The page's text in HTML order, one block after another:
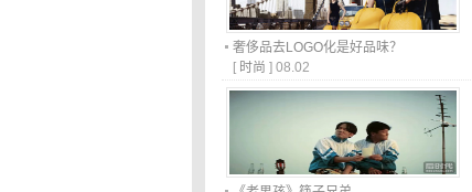
奢侈品去LOGO化是好品味？
[ 时尚 ] 08.02